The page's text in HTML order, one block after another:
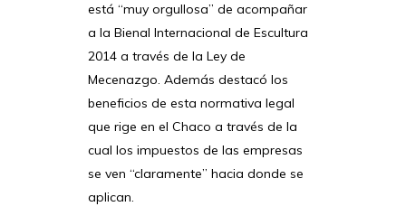
está “muy orgullosa” de acompañar
a la Bienal Internacional de Escultura
2014 a través de la Ley de
Mecenazgo. Además destacó los
beneficios de esta normativa legal
que rige en el Chaco a través de la
cual los impuestos de las empresas
se ven “claramente” hacia donde se
aplican.